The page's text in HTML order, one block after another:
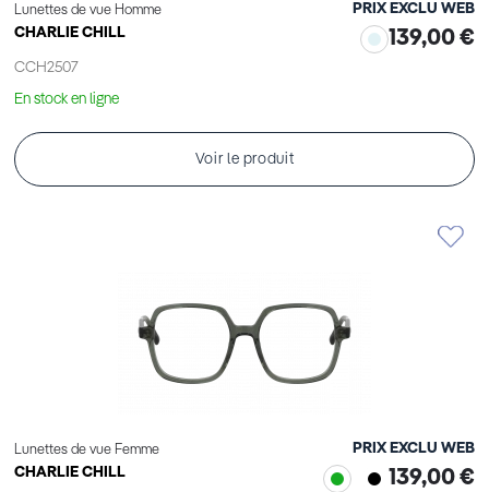
Lunettes de vue Homme
CHARLIE CHILL
CCH2507
PRIX EXCLU WEB
139,00 €
En stock en ligne
Voir le produit
Lunettes de vue Femme
CHARLIE CHILL
PRIX EXCLU WEB
139,00 €